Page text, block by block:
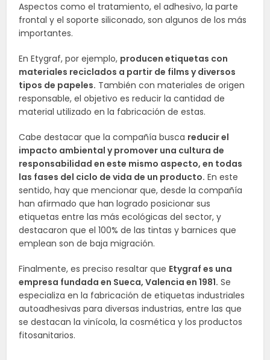
Aspectos como el tratamiento, el adhesivo, la parte
frontal y el soporte siliconado, son algunos de los más
importantes.
En Etygraf, por ejemplo, producen etiquetas con
materiales reciclados a partir de films y diversos
tipos de papeles. También con materiales de origen
responsable, el objetivo es reducir la cantidad de
material utilizado en la fabricación de estas.
Cabe destacar que la compañía busca reducir el
impacto ambiental y promover una cultura de
responsabilidad en este mismo aspecto, en todas
las fases del ciclo de vida de un producto. En este
sentido, hay que mencionar que, desde la compañía
han afirmado que han logrado posicionar sus
etiquetas entre las más ecológicas del sector, y
destacaron que el 100% de las tintas y barnices que
emplean son de baja migración.
Finalmente, es preciso resaltar que Etygraf es una
empresa fundada en Sueca, Valencia en 1981. Se
especializa en la fabricación de etiquetas industriales
autoadhesivas para diversas industrias, entre las que
se destacan la vinícola, la cosmética y los productos
fitosanitarios.